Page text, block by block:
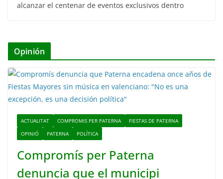
alcanzar el centenar de eventos exclusivos dentro
Opinión
ACTUALITAT COMPROMIS PER PATERNA
FIESTAS DE PATERNA
OPINIÓ
PATERNA POLÍTICA
Compromís per Paterna
denuncia que el municipi